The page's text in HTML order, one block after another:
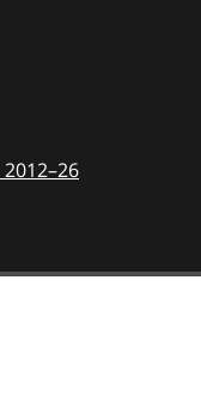
2012–26